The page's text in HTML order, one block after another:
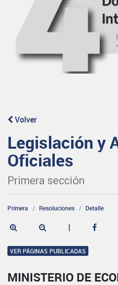
Volver
Legislación y
Oficiales
Primera sección
Primera Resoluciones Detalle
|
VER PÁGINAS PUBLICADAS
MINISTERIO DE